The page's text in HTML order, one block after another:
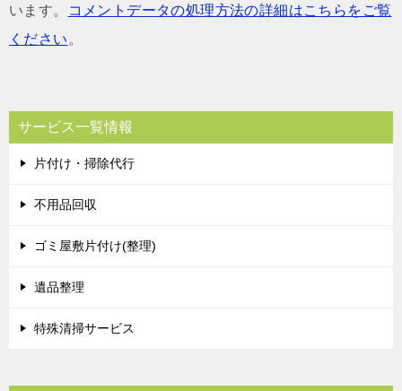
います。
コメントデータの処理方法の詳細はこちらをご覧
ください 。
サービス一覧情報
片付け・掃除代行
不用品回収
ゴミ屋敷片付け(整理)
遺品整理
特殊清掃サービス